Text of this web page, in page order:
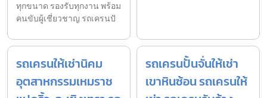
ทุกขนาด รองรับทุกงาน พร้อม
คนขับผู้เชี่ยวชาญ รถเครนปั
รถเครนให้เช่านิคม
อุตสาหกรรมเหมราช
รถเครนปั้นจั่นให้เช่า
เขาหินซ้อน รถเครนให้